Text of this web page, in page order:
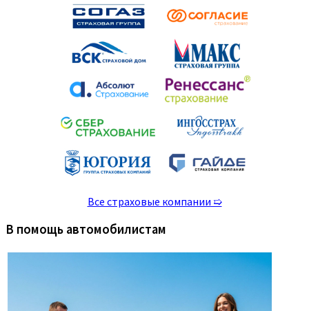
Все страховые компании ➯
В помощь автомобилистам